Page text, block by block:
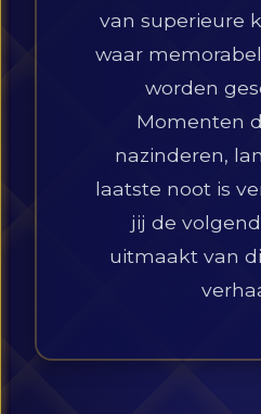
van superieure
waar
worden
Momenten
nazinderen,
laatste noot is
jij de
uitmaakt van